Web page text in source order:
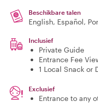
Beschikbare talen
English, Español,
Inclusief
Private Guide
Entrance Fee
1 Local Snack or
Exclusief
Entrance to any